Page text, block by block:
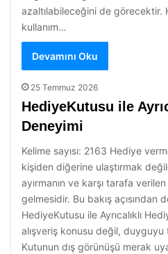
azaltılabileceğini de görecektir.
kullanım…
Devamını Oku
25 Temmuz 2026
HediyeKutusu ile
Deneyimi
Kelime sayısı: 2163 Hediye
kişiden diğerine ulaştırmak
ayırmanın ve karşı tarafa
gelmesidir. Bu bakış açısından
HediyeKutusu ile Ayrıcalıklı
alışveriş konusu değil, duyguyu
Kutunun dış görünüşü merak